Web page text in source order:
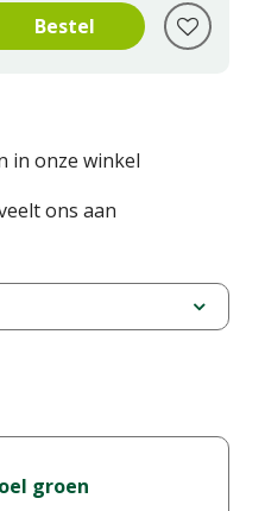
in onze winkel
ons aan
groen